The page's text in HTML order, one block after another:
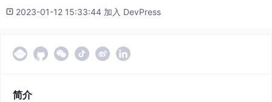
2023-01-12 15:33:44 加入 DevPress
简介